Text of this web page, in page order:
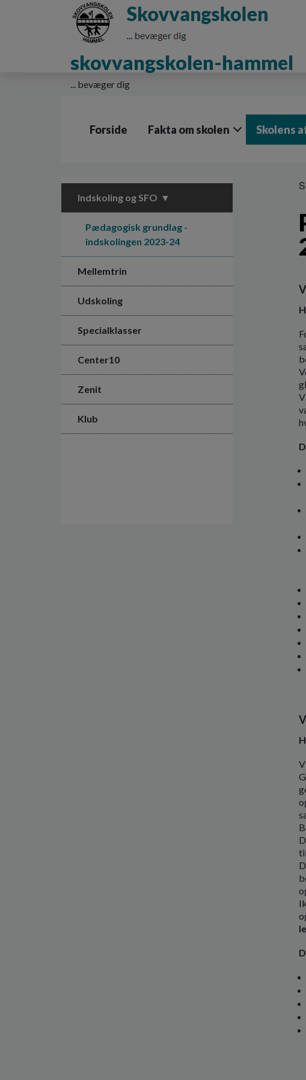
skovvangskolen-hammel
... bevæger dig
Forside Fakta om skolen Skolens
Indskoling og SFO
Pædagogisk grundlag -
indskolingen 2023-24
Mellemtrin
Udskoling
Specialklasser
Center10
Zenit
Klub